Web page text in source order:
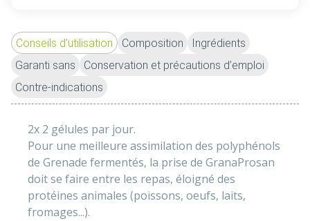
Conseils d'utilisation Composition
Ingrédients
Garanti sans
Conservation et précautions d’emploi
Contre-indications
2x 2 gélules par jour.
Pour une meilleure assimilation des polyphénols
de Grenade fermentés, la prise de GranaProsan
doit se faire entre les repas, éloigné des
protéines animales (poissons, oeufs, laits,
fromages...).